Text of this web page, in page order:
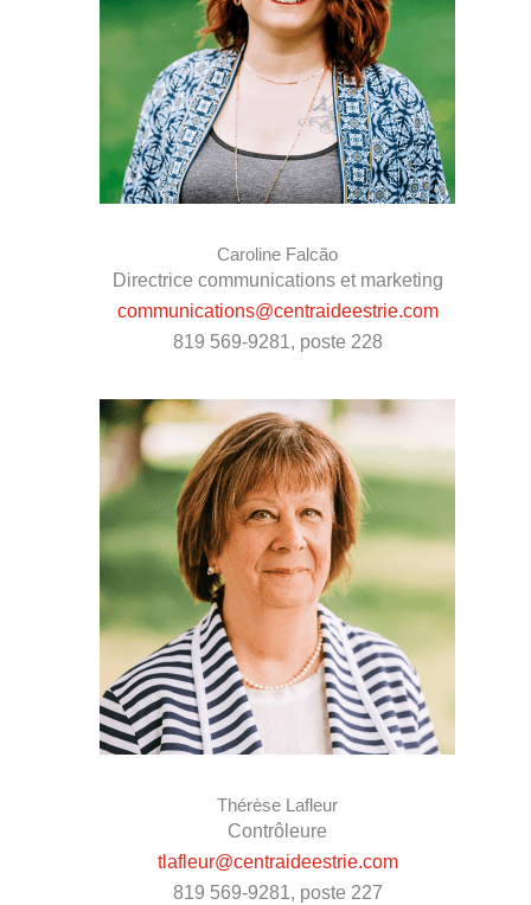
Caroline Falcão
Directrice communications et marketing
communications@centraideestrie.com
819 569-9281, poste 228
Thérèse Lafleur
Contrôleure
tlafleur@centraideestrie.com
819 569-9281, poste 227